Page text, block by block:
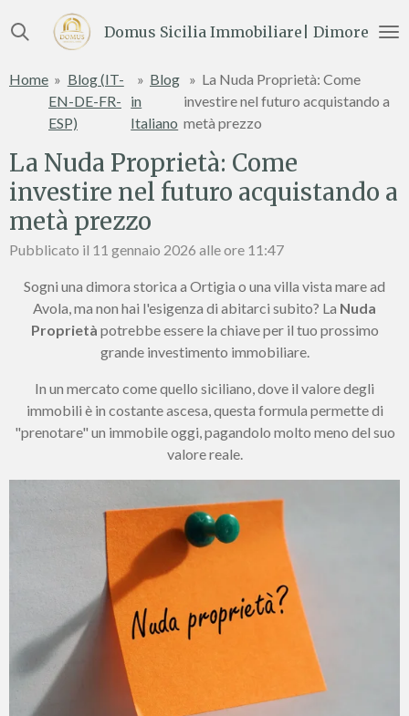
al
principale
Domus Sicilia Immobiliare| Dimore e
Home » Blog (IT-
EN-DE-FR-
ESP)
» Blog
in
Italiano
» La Nuda Proprietà: Come
investire nel futuro acquistando a
metà prezzo
La Nuda Proprietà: Come
investire nel futuro acquistando a
metà prezzo
Pubblicato il 11 gennaio 2026 alle ore 11:47
Sogni una dimora storica a Ortigia o una villa vista mare ad
Avola, ma non hai l'esigenza di abitarci subito? La Nuda
Proprietà potrebbe essere la chiave per il tuo prossimo
grande investimento immobiliare.
In un mercato come quello siciliano, dove il valore degli
immobili è in costante ascesa, questa formula permette di
"prenotare" un immobile oggi, pagandolo molto meno del suo
valore reale.